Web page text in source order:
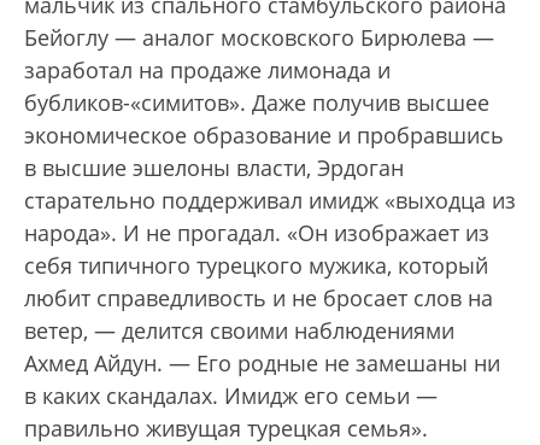
Бейоглу — аналог московского Бирюлева —
заработал на продаже лимонада и
бубликов-«симитов». Даже получив высшее
экономическое образование и пробравшись
в высшие эшелоны власти, Эрдоган
старательно поддерживал имидж «выходца из
народа». И не прогадал. «Он изображает из
себя типичного турецкого мужика, который
любит справедливость и не бросает слов на
ветер, — делится своими наблюдениями
Ахмед Айдун. — Его родные не замешаны ни
в каких скандалах. Имидж его семьи —
правильно живущая турецкая семья».